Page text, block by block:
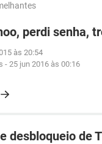
perdi senha,
às 20:54
- 25 jun 2016 às 00:16
desbloqueio de